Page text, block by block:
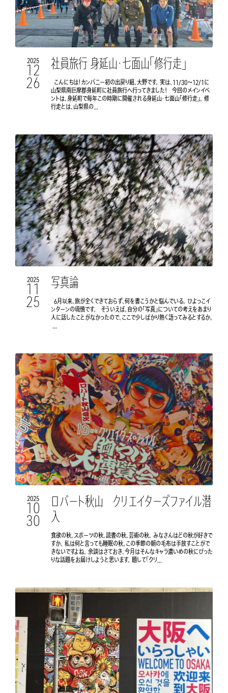
2025
12
26
社員旅行 身延山・七面山「修行走」
こんにちは！カンパニー初の出戻り組、大野です。 実は、11/30〜12/1に
山梨県南巨摩郡身延町に社員旅行へ行ってきました！ 今回のメインイベ
ントは、身延町で毎年この時期に開催される身延山・七面山「修行走」。 修
行走とは、山梨県の...
2025
11
25
写真論
6月以来、旅が全くできておらず、何を書こうかと悩んでいる。 ひよっこイ
ンターンの琉慎です。 そういえば、自分の「写真」についての考えをあまり
人に話したことがなかったので、ここで少しばかり熱く語ってみるとするか。
2025
10
30
ロバート秋山 クリエイターズファイル潜
入
食欲の秋。スポーツの秋。読書の秋。芸術の秋。 みなさんはどの秋が好きで
すか。 私は何と言っても睡眠の秋。この季節の朝の毛布は手放すことがで
きないですよね。 余談はさておき、今月はそんなキャラ濃いめの秋にぴった
りな話題をお届けしようと思います。 題して「クリ...